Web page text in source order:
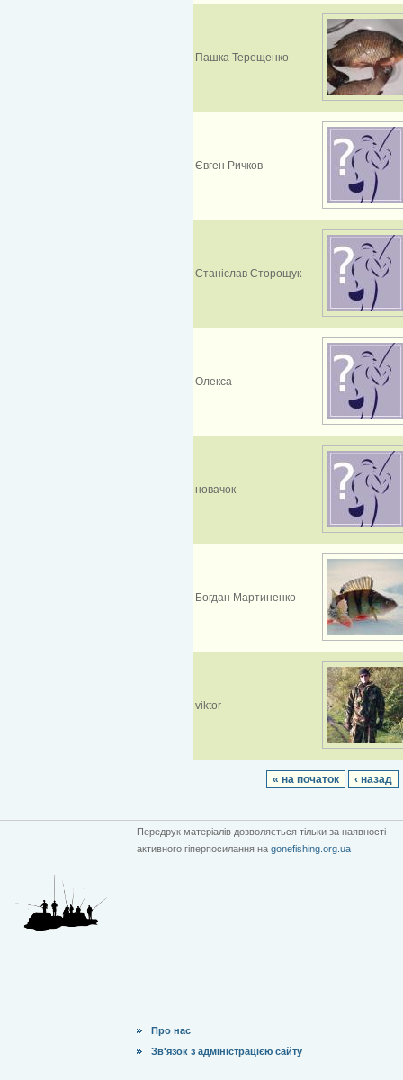
Пашка Терещенко
Євген Ричков
Станіслав Сторощук
Олекса
новачок
Богдан Мартиненко
viktor
« на початок ‹ назад
Передрук матеріалів дозволяється тільки за наявності
активного гіперпосилання на gonefishing.org.ua
Про нас
Зв'язок з адміністрацією сайту